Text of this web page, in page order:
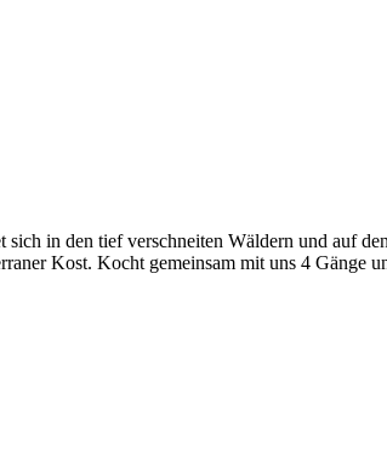
in den tief verschneiten Wäldern und auf
Kost. Kocht gemeinsam mit uns 4 Gänge